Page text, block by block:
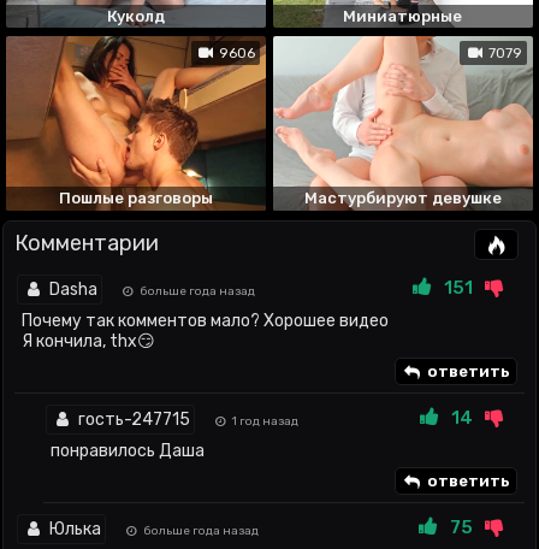
Куколд Миниатюрные
9606
Пошлые разговоры
7079
Мастурбируют девушке
Комментарии
Dasha больше года назад 151
Почему так комментов мало? Хорошее видео
Я кончила, thx😏
ответить
гость-247715 1 год назад 14
понравилось Даша
ответить
Юлька больше года назад 75